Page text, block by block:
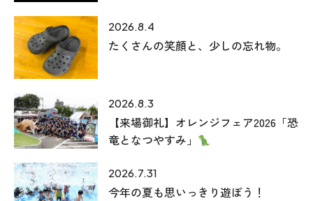
土地･空き家 不動産相談
移住と暮らし相談
資料請求
お問い合わせ
2026.8.4
たくさんの笑顔と、少しの忘れ物。
2026.8.3
【来場御礼】オレンジフェア2026「恐
竜となつやすみ」
2026.7.31
今年の夏も思いっきり遊ぼう！